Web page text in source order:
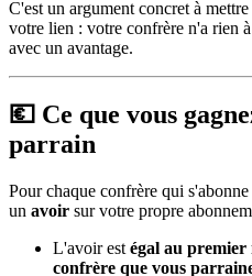
C'est un argument concret à
votre lien : votre confrère n'a rien
avec un avantage.
💶 Ce que vous
parrain
Pour chaque confrère qui
un avoir sur votre propre
L'avoir est égal au premier
confrère que vous